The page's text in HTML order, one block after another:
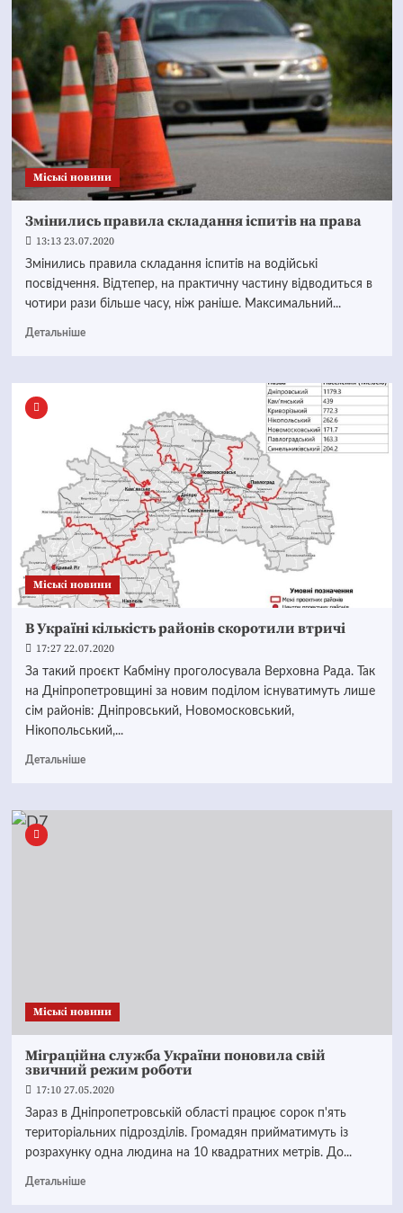
Mіські новини
Змінились правила складання іспитів на права
13:13 23.07.2020
Змінились правила складання іспитів на водійські
посвідчення. Відтепер, на практичну частину відводиться в
чотири рази більше часу, ніж раніше. Максимальний...
Детальніше
Mіські новини
В Україні кількість районів скоротили втричі
17:27 22.07.2020
За такий проєкт Кабміну проголосувала Верховна Рада. Так
на Дніпропетровщині за новим поділом існуватимуть лише
сім районів: Дніпровський, Новомосковський,
Нікопольський,...
Детальніше
Mіські новини
Міграційна служба України поновила свій
звичний режим роботи
17:10 27.05.2020
Зараз в Дніпропетровській області працює сорок п'ять
територіальних підрозділів. Громадян прийматимуть із
розрахунку одна людина на 10 квадратних метрів. До...
Детальніше